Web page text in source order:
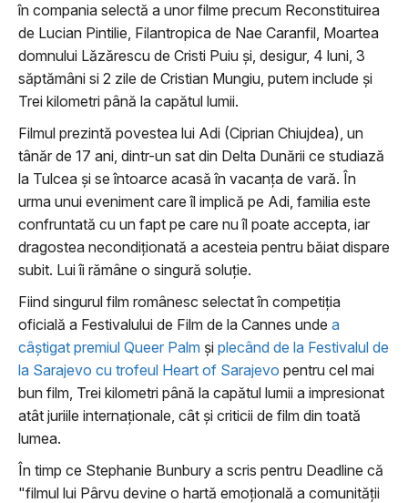
în compania selectă a unor filme precum Reconstituirea
de Lucian Pintilie, Filantropica de Nae Caranfil, Moartea
domnului Lăzărescu de Cristi Puiu și, desigur, 4 luni, 3
săptămâni si 2 zile de Cristian Mungiu, putem include și
Trei kilometri până la capătul lumii.
Filmul prezintă povestea lui Adi (Ciprian Chiujdea), un
tânăr de 17 ani, dintr-un sat din Delta Dunării ce studiază
la Tulcea și se întoarce acasă în vacanța de vară. În
urma unui eveniment care îl implică pe Adi, familia este
confruntată cu un fapt pe care nu îl poate accepta, iar
dragostea necondiționată a acesteia pentru băiat dispare
subit. Lui îi rămâne o singură soluție.
Fiind singurul film românesc selectat în competiția
oficială a Festivalului de Film de la Cannes unde a
câștigat premiul Queer Palm și plecând de la Festivalul de
la Sarajevo cu trofeul Heart of Sarajevo pentru cel mai
bun film, Trei kilometri până la capătul lumii a impresionat
atât juriile internaționale, cât și criticii de film din toată
lumea.
În timp ce Stephanie Bunbury a scris pentru Deadline că
"filmul lui Pârvu devine o hartă emoțională a comunității